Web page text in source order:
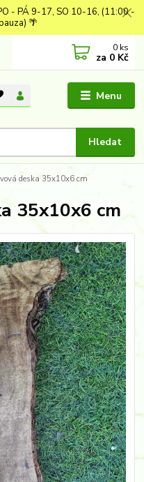
- PÁ 9-17, SO 10-16, (11:00 -
🌴
Menu
Hledat
0 ks
za 0 Kč
deska 35x10x6 cm
35x10x6 cm